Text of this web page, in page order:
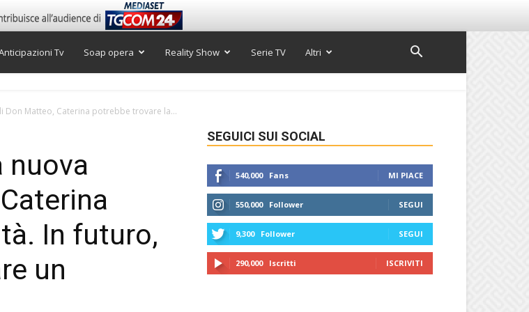
Tv Soap opera Reality Show Serie TV Altri
Don Matteo, Caterina potrebbe trovare la...
nuova
In futuro,
un
SEGUICI SUI SOCIAL
540,000 Fans MI PIACE
550,000 Follower SEGUI
9,300 Follower SEGUI
290,000 Iscritti ISCRIVITI